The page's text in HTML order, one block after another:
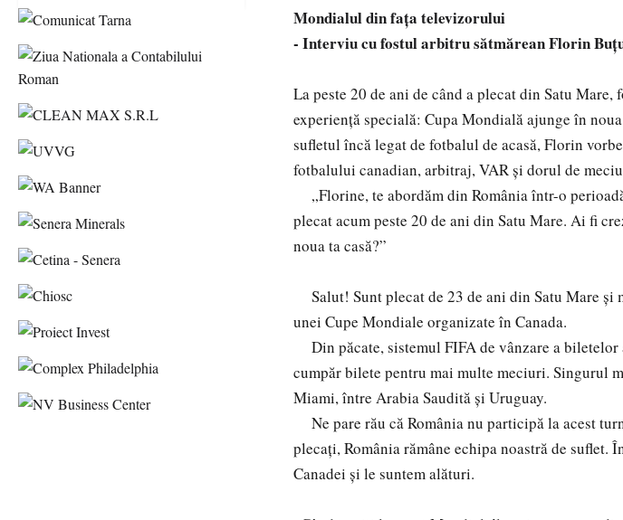
Mondialul din fața televizorului
- Interviu cu fostul arbitru sătmărean Florin
La peste 20 de ani de când a plecat din Satu
experiență specială: Cupa Mondială ajunge în
sufletul încă legat de fotbalul de acasă, Florin
fotbalului canadian, arbitraj, VAR și dorul de
„Florine, te abordăm din România într-o
plecat acum peste 20 de ani din Satu Mare. Ai fi
noua ta casă?”
Salut! Sunt plecat de 23 de ani din Satu Mare și
unei Cupe Mondiale organizate în Canada.
Din păcate, sistemul FIFA de vânzare a
cumpăr bilete pentru mai multe meciuri. Singurul
Miami, între Arabia Saudită și Uruguay.
Ne pare rău că România nu participă la acest
plecați, România rămâne echipa noastră de suflet.
Canadei și le suntem alături.